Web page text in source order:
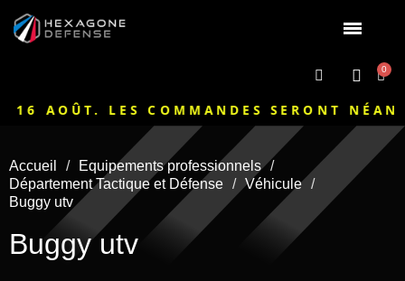
LES COMMANDES SERONT
Accueil
Equipements professionnels
Département Tactique et Défense
Véhicule
Buggy utv
Buggy utv